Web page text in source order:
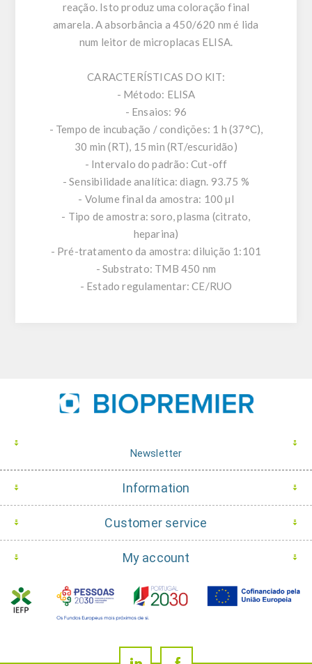
reação. Isto produz uma coloração final
amarela. A absorbância a 450/620 nm é lida
num leitor de microplacas ELISA.
CARACTERÍSTICAS DO KIT:
- Método: ELISA
- Ensaios: 96
- Tempo de incubação / condições: 1 h (37°C),
30 min (RT), 15 min (RT/escuridão)
- Intervalo do padrão: Cut-off
- Sensibilidade analítica: diagn. 93.75 %
- Volume final da amostra: 100 µl
- Tipo de amostra: soro, plasma (citrato,
heparina)
- Pré-tratamento da amostra: diluição 1:101
- Substrato: TMB 450 nm
- Estado regulamentar: CE/RUO
Newsletter
Information
Customer service
My account